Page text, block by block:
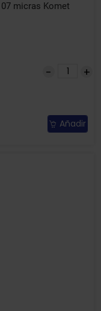
micras Komet
Añadir